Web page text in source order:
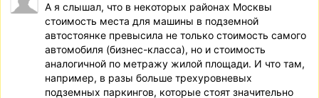
А я слышал, что в некоторых районах Москвы
стоимость места для машины в подземной
автостоянке превысила не только стоимость самого
автомобиля (бизнес-класса), но и стоимость
аналогичной по метражу жилой площади. И что там,
например, в разы больше трехуровневых
подземных паркингов, которые стоят значительно